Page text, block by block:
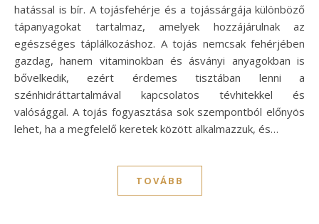
hatással is bír. A tojásfehérje és a tojássárgája különböző
tápanyagokat tartalmaz, amelyek hozzájárulnak az
egészséges táplálkozáshoz. A tojás nemcsak fehérjében
gazdag, hanem vitaminokban és ásványi anyagokban is
bővelkedik, ezért érdemes tisztában lenni a
szénhidráttartalmával kapcsolatos tévhitekkel és
valósággal. A tojás fogyasztása sok szempontból előnyös
lehet, ha a megfelelő keretek között alkalmazzuk, és…
TOVÁBB